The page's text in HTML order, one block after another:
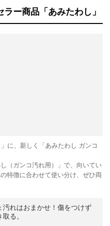
ー商品「あみたわし」
に、新しく「あみたわし ガンコ
（ガンコ汚れ用）」で、向いてい
特徴に合わせて使い分け、ぜひ両
汚れはおまかせ！傷をつけず
る。